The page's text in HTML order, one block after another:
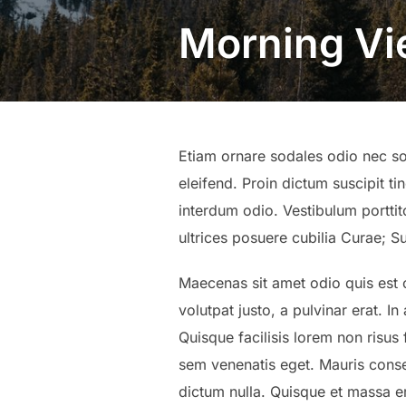
Morning
Etiam ornare sodales odio nec
eleifend. Proin dictum suscipit
interdum odio. Vestibulum
ultrices posuere cubilia Curae;
Maecenas sit amet odio quis
volutpat justo, a pulvinar erat.
Quisque facilisis lorem non
sem venenatis eget. Mauris
dictum nulla. Quisque et massa